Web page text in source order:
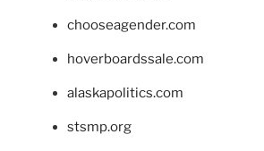
chooseagender.com
hoverboardssale.com
alaskapolitics.com
stsmp.org